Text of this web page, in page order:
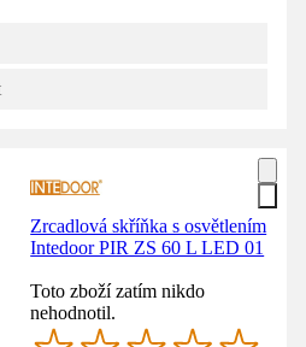
Zrcadlová skříňka s osvětlením
Intedoor PIR ZS 60 L LED 01
Toto zboží zatím nikdo
nehodnotil.